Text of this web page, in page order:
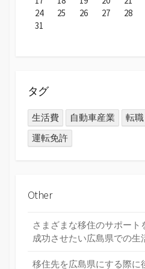
24
25 26 27 28
31
タグ
生活費 自動車産業
転職
運転免許
Other
さまざまな移住のサポート
成功させたい広島県での生
移住先を広島県にする際に